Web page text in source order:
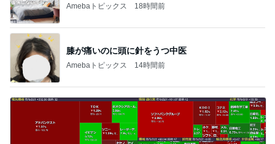
Amebaトピックス 18時間前
膝が痛いのに頭に針をうつ中医
Amebaトピックス 14時間前